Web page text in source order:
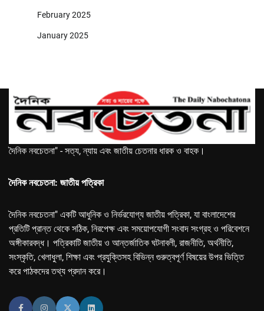
February 2025
January 2025
দৈনিক নবচেতনা" - সত্য, ন্যায় এবং জাতীয় চেতনার ধারক ও বাহক।
দৈনিক নবচেতনা: জাতীয় পত্রিকা
দৈনিক নবচেতনা" একটি আধুনিক ও নির্ভরযোগ্য জাতীয় পত্রিকা, যা বাংলাদেশের
প্রতিটি প্রান্ত থেকে সঠিক, নিরপেক্ষ এবং সময়োপযোগী সংবাদ সংগ্রহ ও পরিবেশনে
অঙ্গীকারবদ্ধ। পত্রিকাটি জাতীয় ও আন্তর্জাতিক ঘটনাবলী, রাজনীতি, অর্থনীতি,
সংস্কৃতি, খেলাধুলা, শিক্ষা এবং প্রযুক্তিসহ বিভিন্ন গুরুত্বপূর্ণ বিষয়ের উপর ভিত্তি
করে পাঠকদের তথ্য প্রদান করে।